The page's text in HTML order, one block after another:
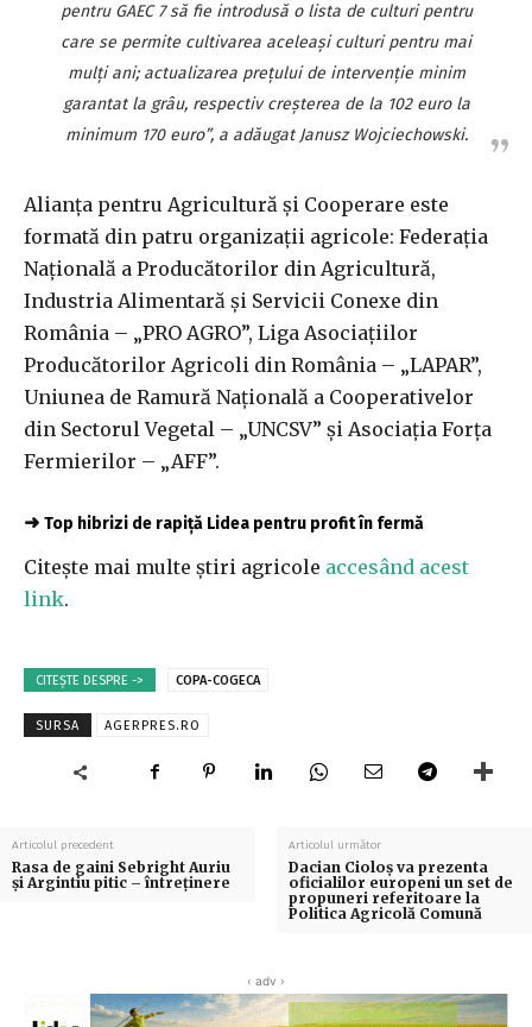
pentru GAEC 7 să fie introdusă o lista de culturi pentru
care se permite cultivarea aceleaşi culturi pentru mai
mulţi ani; actualizarea preţului de intervenţie minim
garantat la grâu, respectiv creşterea de la 102 euro la
minimum 170 euro”, a adăugat Janusz Wojciechowski.
Alianţa pentru Agricultură şi Cooperare este
formată din patru organizaţii agricole: Federaţia
Naţională a Producătorilor din Agricultură,
Industria Alimentară şi Servicii Conexe din
România – „PRO AGRO”, Liga Asociaţiilor
Producătorilor Agricoli din România – „LAPAR”,
Uniunea de Ramură Naţională a Cooperativelor
din Sectorul Vegetal – „UNCSV” şi Asociaţia Forţa
Fermierilor – „AFF”.
➜ Top hibrizi de rapiță Lidea pentru profit în fermă
Citește mai multe știri agricole accesând acest
link.
CITEȘTE DESPRE -> COPA-COGECA
SURSA AGERPRES.RO
Articolul precedent
Rasa de gaini Sebright Auriu
și Argintiu pitic – întreținere
Articolul următor
Dacian Cioloş va prezenta
oficialilor europeni un set de
propuneri referitoare la
Politica Agricolă Comună
‹ adv ›